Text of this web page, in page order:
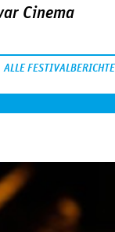
Cinema
ALLE FESTIVALBERICHTE